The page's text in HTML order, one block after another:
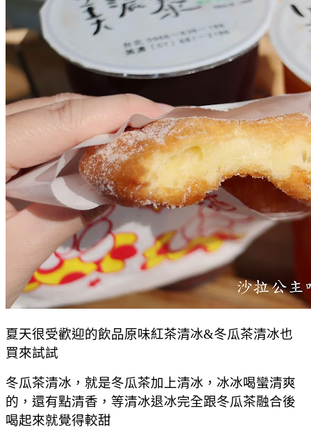
夏天很受歡迎的飲品原味紅茶清冰&冬瓜茶清冰也
買來試試
冬瓜茶清冰，就是冬瓜茶加上清冰，冰冰喝蠻清爽
的，還有點清香，等清冰退冰完全跟冬瓜茶融合後
喝起來就覺得較甜